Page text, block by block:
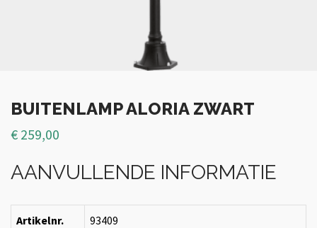
BUITENLAMP ALORIA ZWART
€ 259,00
AANVULLENDE INFORMATIE
Artikelnr. 93409